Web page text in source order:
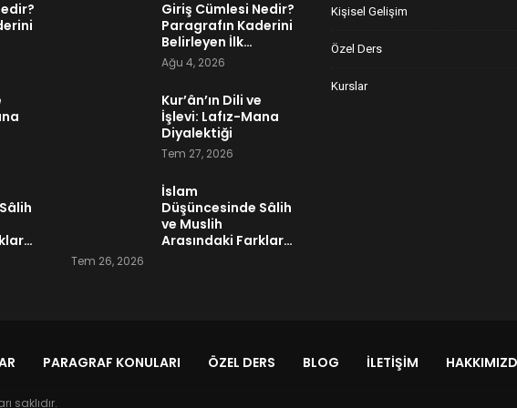
Giriş Cümlesi Nedir?
Paragrafın Kaderini
Belirleyen İlk…
Ağu 4, 2026
Kur’ân’ın Dili ve
İşlevi: Lafız-Mana
Diyalektiği
Tem 27, 2026
İslam
Düşüncesinde Sâlih
ve Muslih
Arasındaki Farklar…
Tem 26, 2026
Kişisel Gelişim
Özel Ders
Kurslar
PARAGRAF KONULARI ÖZEL DERS BLOG İLETIŞIM
saklıdır.